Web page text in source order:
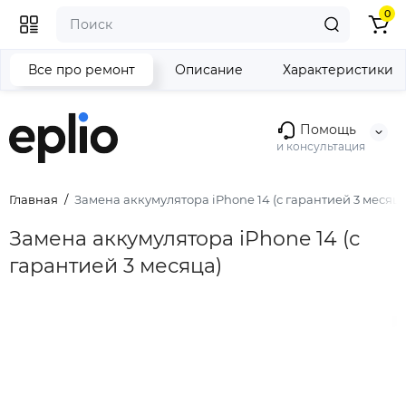
Помощь
и консультация
0
Главная Замена аккумулятора iPhone 14 (с гарантией 3
Замена аккумулятора iPhone 14 (с
гарантией 3 месяца)
Все про ремонт Описание Характеристики